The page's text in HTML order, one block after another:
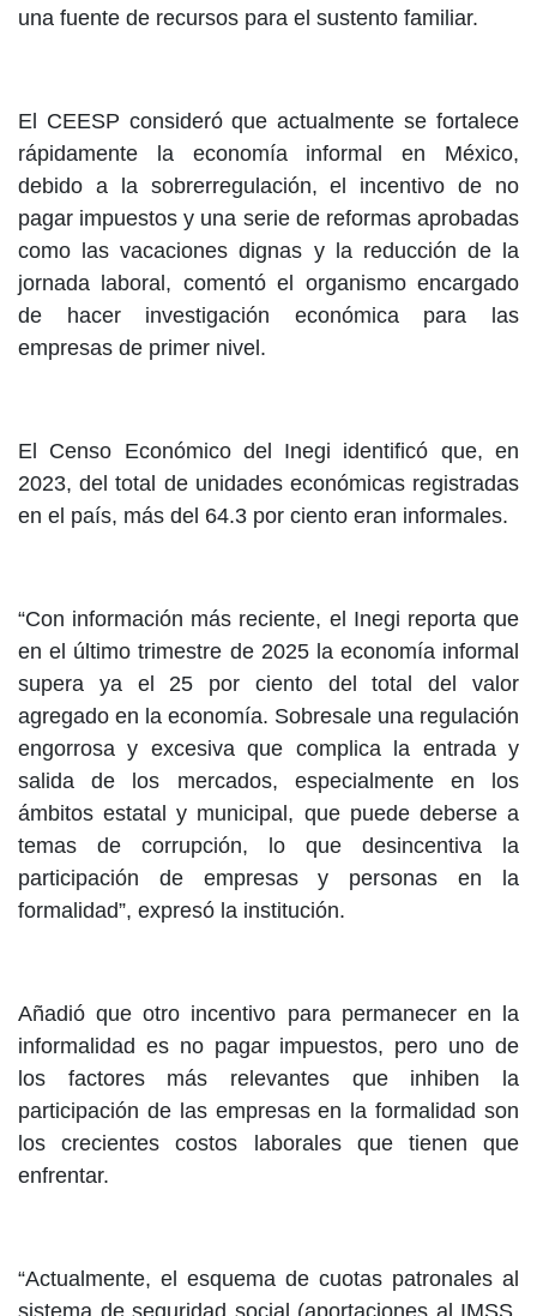
una fuente de recursos para el sustento familiar.
El CEESP consideró que actualmente se fortalece
rápidamente la economía informal en México,
debido a la sobrerregulación, el incentivo de no
pagar impuestos y una serie de reformas aprobadas
como las vacaciones dignas y la reducción de la
jornada laboral, comentó el organismo encargado
de hacer investigación económica para las
empresas de primer nivel.
El Censo Económico del Inegi identificó que, en
2023, del total de unidades económicas registradas
en el país, más del 64.3 por ciento eran informales.
“Con información más reciente, el Inegi reporta que
en el último trimestre de 2025 la economía informal
supera ya el 25 por ciento del total del valor
agregado en la economía. Sobresale una regulación
engorrosa y excesiva que complica la entrada y
salida de los mercados, especialmente en los
ámbitos estatal y municipal, que puede deberse a
temas de corrupción, lo que desincentiva la
participación de empresas y personas en la
formalidad”, expresó la institución.
Añadió que otro incentivo para permanecer en la
informalidad es no pagar impuestos, pero uno de
los factores más relevantes que inhiben la
participación de las empresas en la formalidad son
los crecientes costos laborales que tienen que
enfrentar.
“Actualmente, el esquema de cuotas patronales al